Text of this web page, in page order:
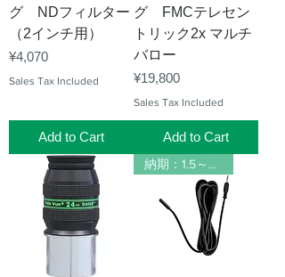
グ NDフィルター
（2インチ用）
Price
¥4,070
Sales Tax Included
Add to Cart
グ FMCテレセン
トリック2x マルチ
バロー
Price
¥19,800
Sales Tax Included
Add to Cart
納期：1.5～2ヶ月